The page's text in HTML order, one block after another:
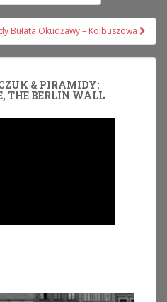
Bułata Okudżawy – Kolbuszowa
& PIRAMIDY:
THE BERLIN WALL